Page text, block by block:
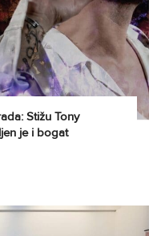
Stižu Tony
je i bogat